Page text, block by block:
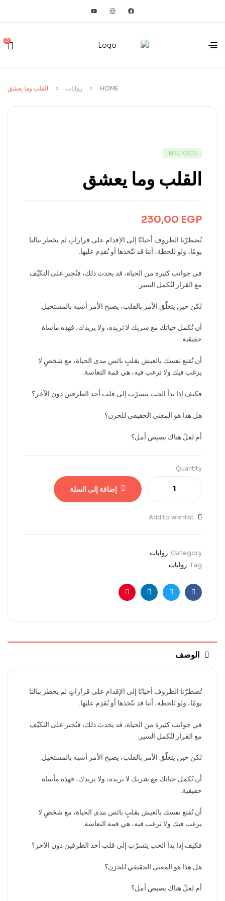
0
HOME روايات القلب وما يعشق
IN STOCK
القلب وما يعشق
230,00 EGP
تُضطرّنا الظروف أحيانًا إلى الإقدام على قراراتٍ لم يخطر ببالنا
يومًا، ولو للحظة، أننا قد نتّخذها أو نُقدِم عليها.
في جوانب كثيرة من الحياة، قد يحدث ذلك، فنُجبر على التكيّف
مع القرار لنُكمل السير.
لكن حين يتعلّق الأمر بالقلب، يصبح الأمر أشبه بالمستحيل.
أن تُكمل حياتك مع شريك لا تريده، ولا يريدك، فهذه مأساة
حقيقية.
أن تُقنع نفسك بالعيش بقلبٍ بائس مدى الحياة، مع شخصٍ لا
يرغب فيك ولا ترغب فيه، هي قمة التعاسة.
فكيف إذا بدأ الحب يتسرّب إلى قلب أحد الطرفين دون الآخر؟
هل هذا هو المعنى الحقيقي للحزن؟
أم لعلّ هناك بصيص أمل؟
Quantity
إضافة إلى السلة
Add to wishlist
Category: روايات
Tag: روايات
Facebook
Twitter
Linkedin
Pinterest
الوصف
تُضطرّنا الظروف أحيانًا إلى الإقدام على قراراتٍ لم يخطر ببالنا
يومًا، ولو للحظة، أننا قد نتّخذها أو نُقدِم عليها.
في جوانب كثيرة من الحياة، قد يحدث ذلك، فنُجبر على التكيّف
مع القرار لنُكمل السير.
لكن حين يتعلّق الأمر بالقلب، يصبح الأمر أشبه بالمستحيل.
أن تُكمل حياتك مع شريك لا تريده، ولا يريدك، فهذه مأساة
حقيقية.
أن تُقنع نفسك بالعيش بقلبٍ بائس مدى الحياة، مع شخصٍ لا
يرغب فيك ولا ترغب فيه، هي قمة التعاسة.
فكيف إذا بدأ الحب يتسرّب إلى قلب أحد الطرفين دون الآخر؟
هل هذا هو المعنى الحقيقي للحزن؟
أم لعلّ هناك بصيص أمل؟